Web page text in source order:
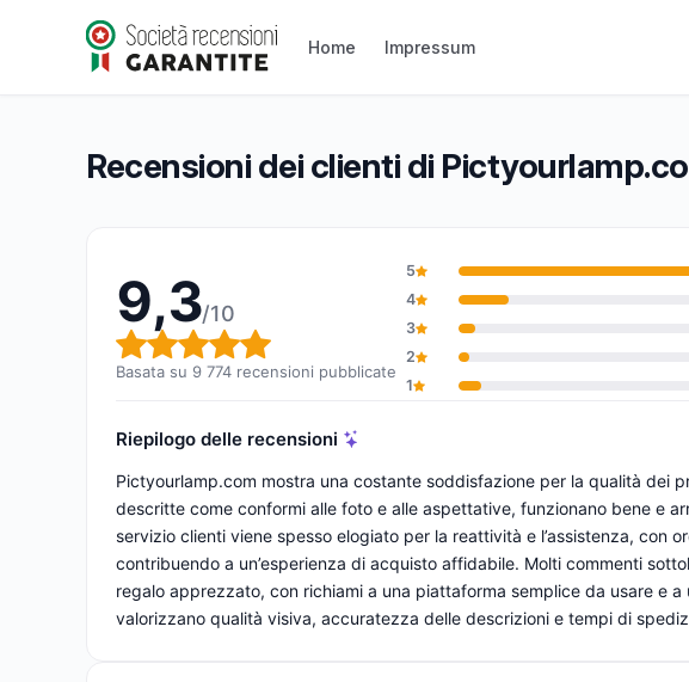
Home Impressum
Pictyourlamp.com
Valutazione globale: 9,3 su 10
9,3/10(9 774 recensioni)
Recensioni dei clienti di
9,3/10
Valutazione globale: 9,3 su 10
Basata su 9 774 recensioni pubblicate
5
4
3
2
1
Riepilogo delle recensioni
Pictyourlamp.com mostra una costante soddisfazione per la qualità dei
descritte come conformi alle foto e alle aspettative, funzionano bene e
servizio clienti viene spesso elogiato per la reattività e l’assistenza, con
contribuendo a un’esperienza di acquisto affidabile. Molti commenti
regalo apprezzato, con richiami a una piattaforma semplice da usare e
valorizzano qualità visiva, accuratezza delle descrizioni e tempi di